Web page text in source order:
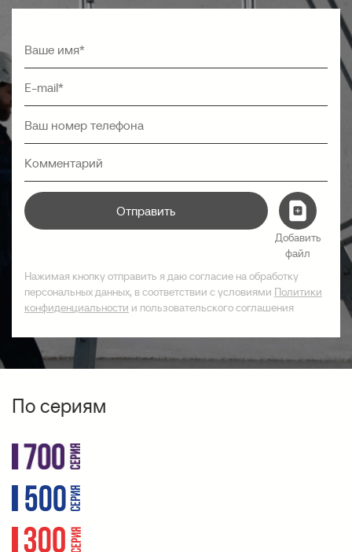
Отправить
Добавить
файл
Нажимая кнопку отправить я даю согласие на обработку
персональных данных, в соответствии с условиями Политики
конфиденциальности и пользовательского соглашения
По сериям